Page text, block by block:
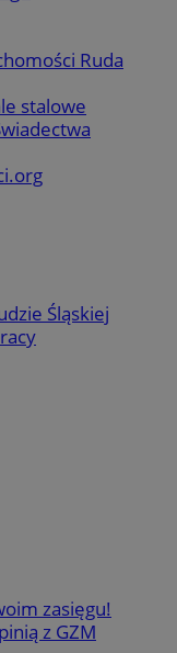
Ruda
stalowe
Śląskiej
zasięgu!
z GZM